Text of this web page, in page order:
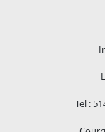
Tel :